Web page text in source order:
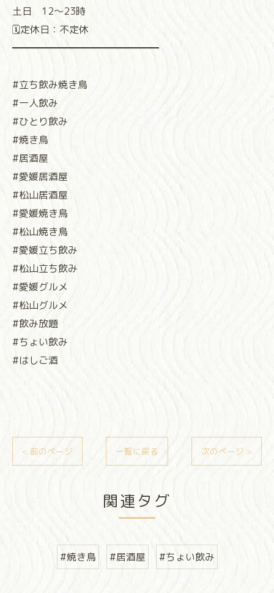
土日 12〜23時
🗓定休日：不定休
━━━━━━━━━━━━━━━
#立ち飲み焼き鳥
#一人飲み
#ひとり飲み
#焼き鳥
#居酒屋
#愛媛居酒屋
#松山居酒屋
#愛媛焼き鳥
#松山焼き鳥
#愛媛立ち飲み
#松山立ち飲み
#愛媛グルメ
#松山グルメ
#飲み放題
#ちょい飲み
#はしご酒
< 前のページ 一覧に戻る 次のページ >
関連タグ
#焼き鳥 #居酒屋 #ちょい飲み